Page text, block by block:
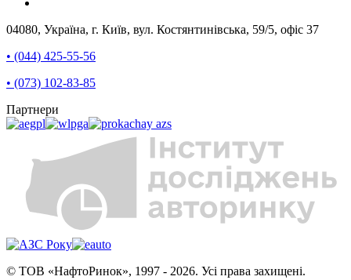
04080, Україна, г. Київ, вул. Костянтинівська, 59/5, офіс 37
• (044) 425-55-56
• (073) 102-83-85
Партнери
© ТОВ «НафтоРинок», 1997 - 2026. Усі права захищені.